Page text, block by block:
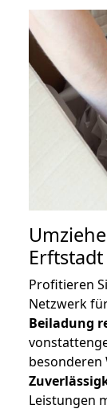
Erftstadt
Profitieren
Netzwerk
Beiladung
besonderen
Leistungen